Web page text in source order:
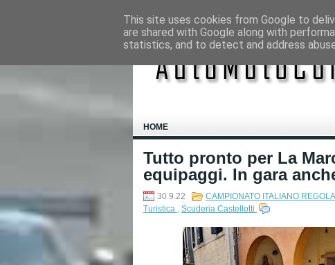
HOME
Tutto pronto per La
equipaggi. In gara
30.9.22 CAMPIONATO ITALIANO
Turistica , Scuderia Castellotti
This site uses cookies from Google to
are shared with Google along with
statistics, and to detect and address